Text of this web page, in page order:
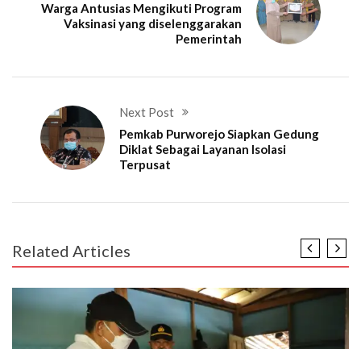
Warga Antusias Mengikuti Program
Vaksinasi yang diselenggarakan
Pemerintah
Next Post
Pemkab Purworejo Siapkan Gedung
Diklat Sebagai Layanan Isolasi
Terpusat
Related Articles